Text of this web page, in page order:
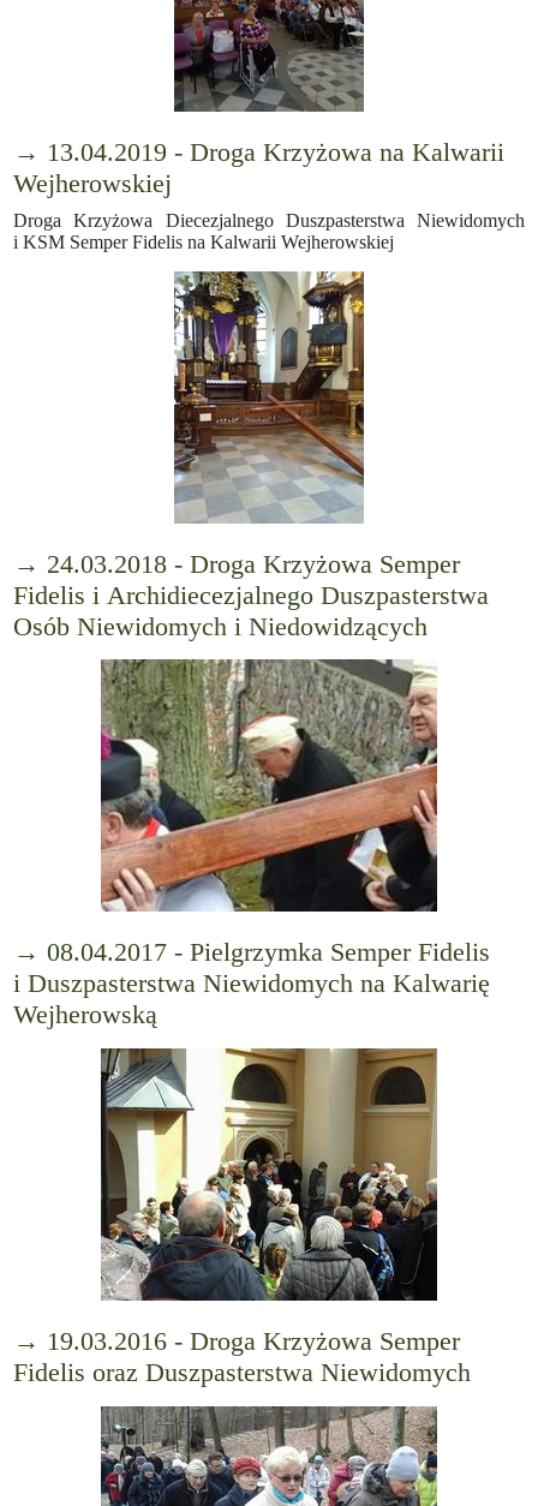
→ 13.04.2019 - Droga Krzyżowa na Kalwarii
Wejherowskiej
Droga Krzyżowa Diecezjalnego Duszpasterstwa Niewidomych
i KSM Semper Fidelis na Kalwarii Wejherowskiej
→ 24.03.2018 - Droga Krzyżowa Semper
Fidelis i Archidiecezjalnego Duszpasterstwa
Osób Niewidomych i Niedowidzących
→ 08.04.2017 - Pielgrzymka Semper Fidelis
i Duszpasterstwa Niewidomych na Kalwarię
Wejherowską
→ 19.03.2016 - Droga Krzyżowa Semper
Fidelis oraz Duszpasterstwa Niewidomych